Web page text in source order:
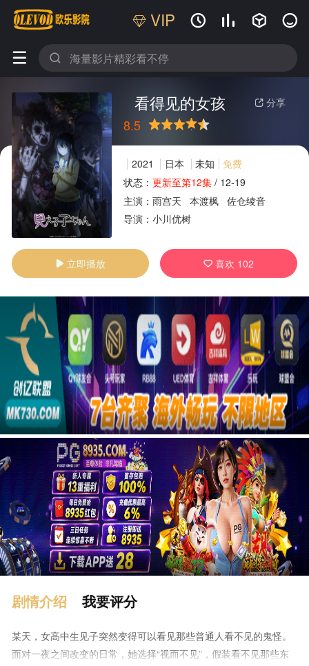
VIP    
 
 分享
看得见的女孩
8.5
很差 较差还行推荐力荐
2021 日本 未知
免费
状态： 更新至第12集/ 12-19
主演： 雨宫天 本渡枫
佐仓绫音
导演： 小川优树
 立即播放  喜欢 102
广告
剧情介绍 我要评分
某天，女高中生见子突然变得可以看见那些普通人看不见的鬼怪。
面对一夜之间改变的日常，她选择“视而不见”，假装看不见那些东